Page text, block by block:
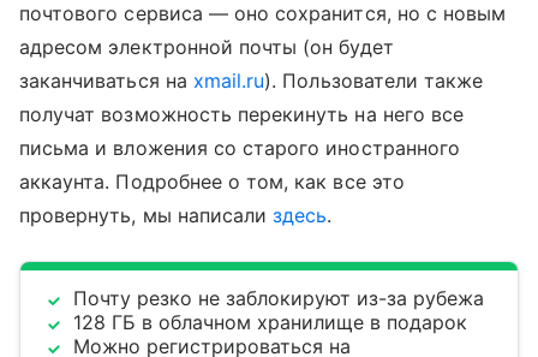
почтового сервиса — оно сохранится, но с новым
адресом электронной почты (он будет
заканчиваться на xmail.ru). Пользователи также
получат возможность перекинуть на него все
письма и вложения со старого иностранного
аккаунта. Подробнее о том, как все это
провернуть, мы написали здесь.
Почту резко не заблокируют из-за рубежа
128 ГБ в облачном хранилище в подарок
Можно регистрироваться на